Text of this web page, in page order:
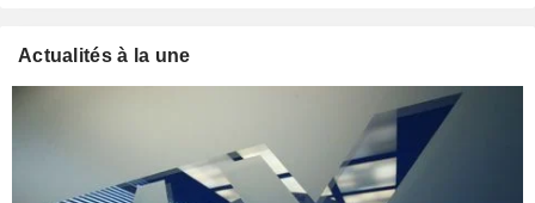
Actualités à la une